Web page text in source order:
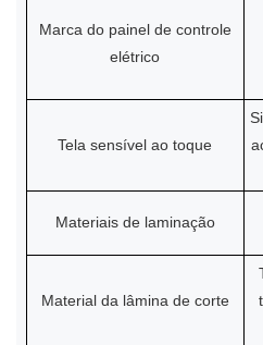
Marca do painel de controle
elétrico
Tela sensível ao toque
Materiais de laminação
Material da lâmina de corte